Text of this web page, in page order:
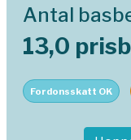
Antal
13,0
Fordonsskatt OK